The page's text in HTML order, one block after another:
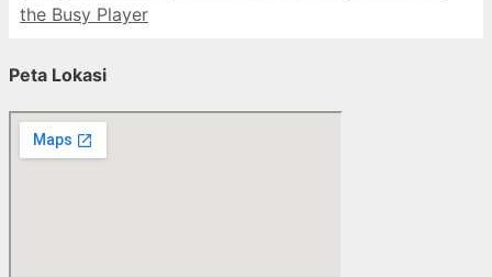
the Busy Player
Peta Lokasi